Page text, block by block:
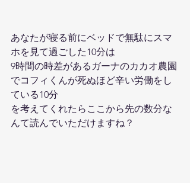
あなたが寝る前にベッドで無駄にスマ
ホを見て過ごした10分は
9時間の時差があるガーナのカカオ農園
でコフィくんが死ぬほど辛い労働をし
ている10分
を考えてくれたらここから先の数分な
んて読んでいただけますね？